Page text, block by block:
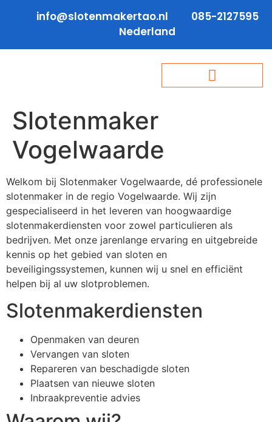
info@slotenmakertao.nl
085-2127595
Nederland
Slotenmaker
Vogelwaarde
Welkom bij Slotenmaker Vogelwaarde, dé professionele
slotenmaker in de regio Vogelwaarde. Wij zijn
gespecialiseerd in het leveren van hoogwaardige
slotenmakerdiensten voor zowel particulieren als
bedrijven. Met onze jarenlange ervaring en uitgebreide
kennis op het gebied van sloten en
beveiligingssystemen, kunnen wij u snel en efficiënt
helpen bij al uw slotproblemen.
Slotenmakerdiensten
Openmaken van deuren
Vervangen van sloten
Repareren van beschadigde sloten
Plaatsen van nieuwe sloten
Inbraakpreventie advies